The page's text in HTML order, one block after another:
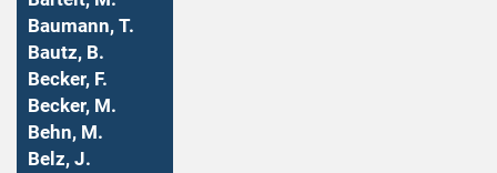
Baumann, T.
Bautz, B.
Becker, F.
Becker, M.
Behn, M.
Belz, J.